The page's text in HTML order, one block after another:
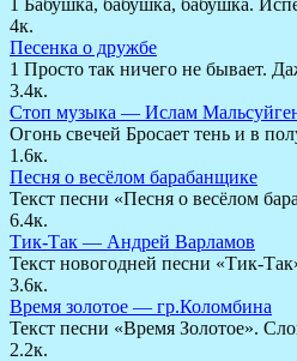
4к.
Песенка о дружбе
1 Просто так ничего не бывает.
3.4к.
Стоп музыка — Ислам
Огонь свечей Бросает тень и в
1.6к.
Песня о весёлом барабанщике
Текст песни «Песня о весёлом
6.4к.
Тик-Так — Андрей Варламов
Текст новогодней песни «Тик-
3.6к.
Время золотое — гр.Коломбина
Текст песни «Время Золотое».
2.2к.